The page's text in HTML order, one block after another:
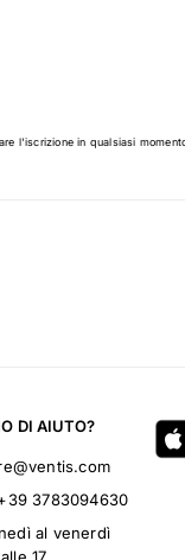
l'iscrizione in qualsiasi
DI AIUTO?
3783094630
al venerdì
17